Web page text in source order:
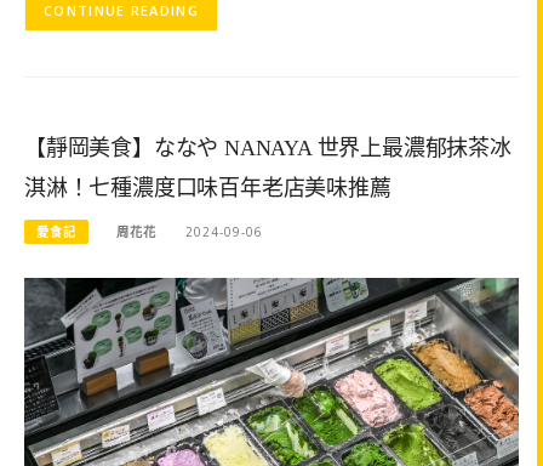
CONTINUE READING
【靜岡美食】ななや NANAYA 世界上最濃郁抹茶冰
淇淋！七種濃度口味百年老店美味推薦
愛食記 周花花 2024-09-06